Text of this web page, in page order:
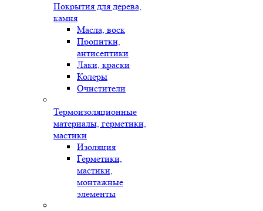
Покрытия для дерева,
камня
Масла, воск
Пропитки,
антисептики
Лаки, краски
Колеры
Очистители
Термоизоляционные
материалы, герметики,
мастики
Изоляция
Герметики,
мастики,
монтажные
элементы